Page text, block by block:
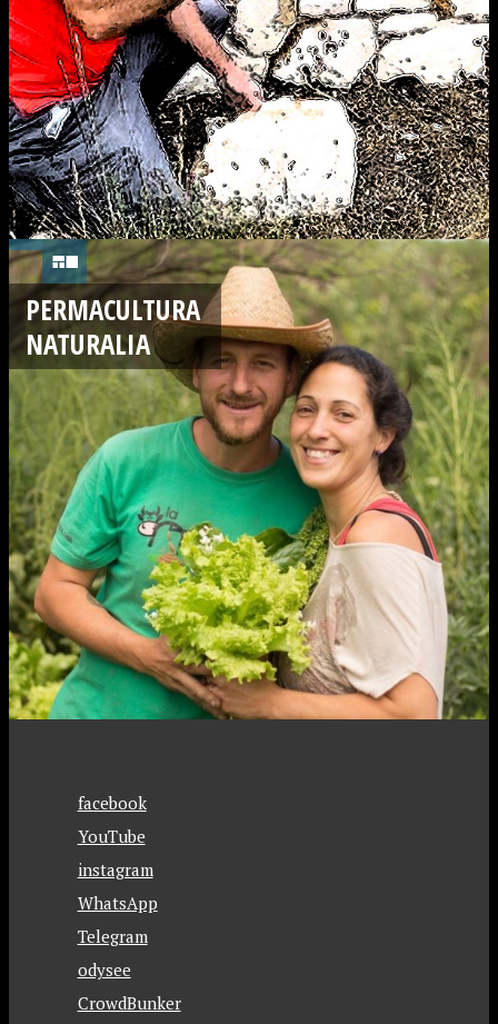
PERMACULTURA
NATURALIA
facebook
YouTube
instagram
WhatsApp
Telegram
odysee
CrowdBunker